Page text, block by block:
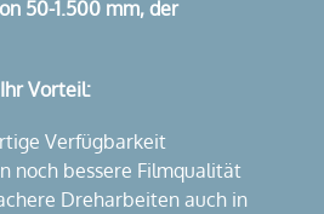
50-1.500 mm, der
Vorteil:
Verfügbarkeit
noch bessere Filmqualität
Dreharbeiten auch in